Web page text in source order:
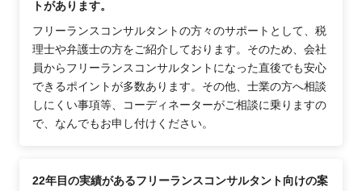
トがあります。
フリーランスコンサルタントの方々のサポートとして、税
理士や弁護士の方をご紹介しております。そのため、会社
員からフリーランスコンサルタントになった直後でも安心
できるポイントが多数あります。その他、士業の方へ相談
しにくい事項等、コーディネーターがご相談に乗りますの
で、なんでもお申し付けください。
22年目の実績があるフリーランスコンサルタント向けの案